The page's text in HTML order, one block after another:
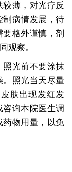
薄，对光疗反
制病情发展，待
格外谨慎，剂
观察。
照光前不要涂抹
。照光当天尽量
肤出现发红发
询本院医生调
药物用量，以免